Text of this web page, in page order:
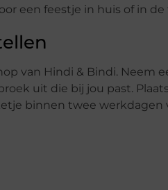
een feestje in huis of in de
van Hindi & Bindi. Neem
uit die bij jou past.
binnen twee werkdagen